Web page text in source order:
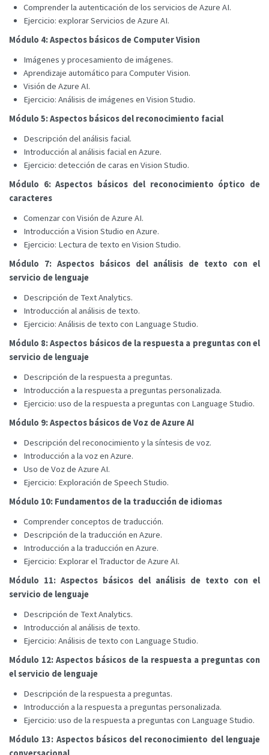
Comprender la autenticación de los servicios de Azure AI.
Ejercicio: explorar Servicios de Azure AI.
Módulo 4: Aspectos básicos de Computer Vision
Imágenes y procesamiento de imágenes.
Aprendizaje automático para Computer Vision.
Visión de Azure AI.
Ejercicio: Análisis de imágenes en Vision Studio.
Módulo 5: Aspectos básicos del reconocimiento facial
Descripción del análisis facial.
Introducción al análisis facial en Azure.
Ejercicio: detección de caras en Vision Studio.
Módulo 6: Aspectos básicos del reconocimiento óptico de
caracteres
Comenzar con Visión de Azure AI.
Introducción a Vision Studio en Azure.
Ejercicio: Lectura de texto en Vision Studio.
Módulo 7: Aspectos básicos del análisis de texto con el
servicio de lenguaje
Descripción de Text Analytics.
Introducción al análisis de texto.
Ejercicio: Análisis de texto con Language Studio.
Módulo 8: Aspectos básicos de la respuesta a preguntas con el
servicio de lenguaje
Descripción de la respuesta a preguntas.
Introducción a la respuesta a preguntas personalizada.
Ejercicio: uso de la respuesta a preguntas con Language Studio.
Módulo 9: Aspectos básicos de Voz de Azure AI
Descripción del reconocimiento y la síntesis de voz.
Introducción a la voz en Azure.
Uso de Voz de Azure AI.
Ejercicio: Exploración de Speech Studio.
Módulo 10: Fundamentos de la traducción de idiomas
Comprender conceptos de traducción.
Descripción de la traducción en Azure.
Introducción a la traducción en Azure.
Ejercicio: Explorar el Traductor de Azure AI.
Módulo 11: Aspectos básicos del análisis de texto con el
servicio de lenguaje
Descripción de Text Analytics.
Introducción al análisis de texto.
Ejercicio: Análisis de texto con Language Studio.
Módulo 12: Aspectos básicos de la respuesta a preguntas con
el servicio de lenguaje
Descripción de la respuesta a preguntas.
Introducción a la respuesta a preguntas personalizada.
Ejercicio: uso de la respuesta a preguntas con Language Studio.
Módulo 13: Aspectos básicos del reconocimiento del lenguaje